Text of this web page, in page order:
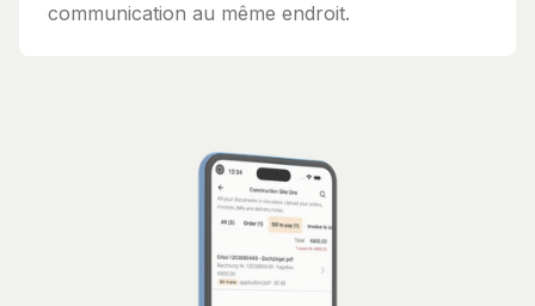
communication au même endroit.